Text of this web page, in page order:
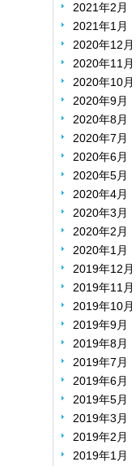
2021年2月
2021年1月
2020年12月
2020年11月
2020年10月
2020年9月
2020年8月
2020年7月
2020年6月
2020年5月
2020年4月
2020年3月
2020年2月
2020年1月
2019年12月
2019年11月
2019年10月
2019年9月
2019年8月
2019年7月
2019年6月
2019年5月
2019年3月
2019年2月
2019年1月